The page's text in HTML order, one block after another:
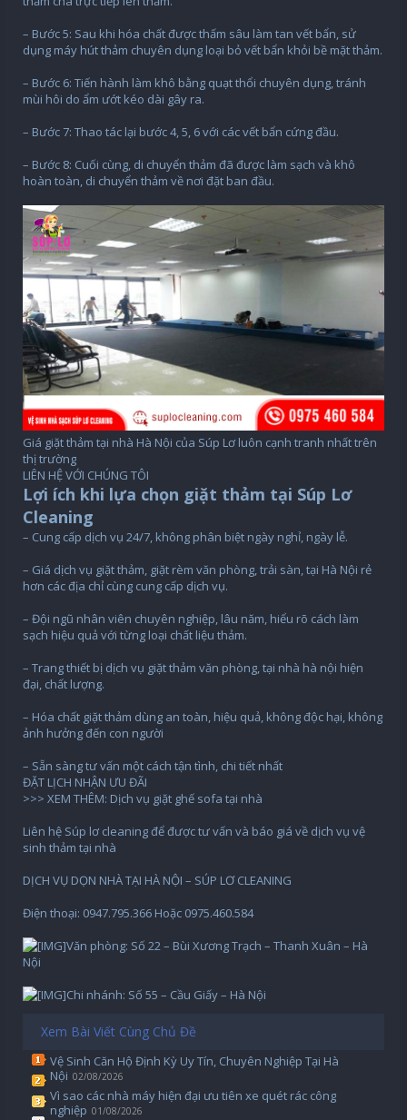
– Bước 5: Sau khi hóa chất được thấm sâu làm tan vết bẩn, sử
dụng máy hút thảm chuyên dụng loại bỏ vết bẩn khỏi bề mặt thảm.
– Bước 6: Tiến hành làm khô bằng quạt thổi chuyên dụng, tránh
mùi hôi do ẩm ướt kéo dài gây ra.
– Bước 7: Thao tác lại bước 4, 5, 6 với các vết bẩn cứng đầu.
– Bước 8: Cuối cùng, di chuyển thảm đã được làm sạch và khô
hoàn toàn, di chuyển thảm về nơi đặt ban đầu.
Giá giặt thảm tại nhà Hà Nội của Súp Lơ luôn cạnh tranh nhất trên
thị trường
LIÊN HỆ VỚI CHÚNG TÔI
Lợi ích khi lựa chọn giặt thảm tại Súp Lơ
Cleaning
– Cung cấp dịch vụ 24/7, không phân biệt ngày nghỉ, ngày lễ.
– Giá dịch vụ giặt thảm, giặt rèm văn phòng, trải sàn, tại Hà Nội rẻ
hơn các địa chỉ cùng cung cấp dịch vụ.
– Đội ngũ nhân viên chuyên nghiệp, lâu năm, hiểu rõ cách làm
sạch hiệu quả với từng loại chất liệu thảm.
– Trang thiết bị dịch vụ giặt thảm văn phòng, tại nhà hà nội hiện
đại, chất lượng.
– Hóa chất giặt thảm dùng an toàn, hiệu quả, không độc hại, không
ảnh hưởng đến con người
– Sẵn sàng tư vấn một cách tận tình, chi tiết nhất
ĐẶT LỊCH NHẬN ƯU ĐÃI
>>> XEM THÊM: Dịch vụ giặt ghế sofa tại nhà
Liên hệ Súp lơ cleaning để được tư vấn và báo giá về dịch vụ vệ
sinh thảm tại nhà
DỊCH VỤ DỌN NHÀ TẠI HÀ NỘI – SÚP LƠ CLEANING
Điện thoại: 0947.795.366 Hoặc 0975.460.584
Văn phòng: Số 22 – Bùi Xương Trạch – Thanh Xuân – Hà
Nội
Chi nhánh: Số 55 – Cầu Giấy – Hà Nội
Xem Bài Viết Cùng Chủ Đề
Vệ Sinh Căn Hộ Định Kỳ Uy Tín, Chuyên Nghiệp Tại Hà
Nội 02/08/2026
Vì sao các nhà máy hiện đại ưu tiên xe quét rác công
nghiệp 01/08/2026